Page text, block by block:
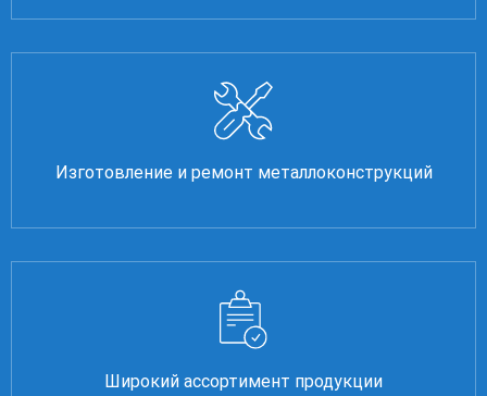
Изготовление и ремонт металлоконструкций
Широкий ассортимент продукции